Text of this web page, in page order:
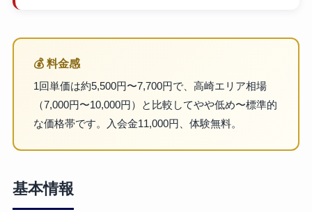
💰 料金感
1回単価は約5,500円〜7,700円で、高崎エリア相場
（7,000円〜10,000円）と比較してやや低め〜標準的
な価格帯です。入会金11,000円、体験無料。
基本情報